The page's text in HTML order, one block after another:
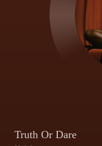
Truth Or Dare